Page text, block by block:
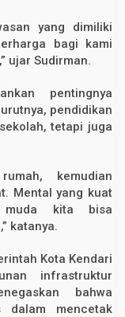
yang dimiliki
bagi kami
ujar Sudirman.
pentingnya
pendidikan
tetapi juga
kemudian
Mental yang kuat
muda kita bisa
katanya.
Kota Kendari
infrastruktur
bahwa
dalam mencetak